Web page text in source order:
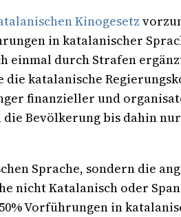
Kinogesetz
in katalanischer
einmal durch Strafen
katalanische
finanzieller und
Bevölkerung bis dahin
Sprache, sondern die
nicht Katalanisch oder
Vorführungen in